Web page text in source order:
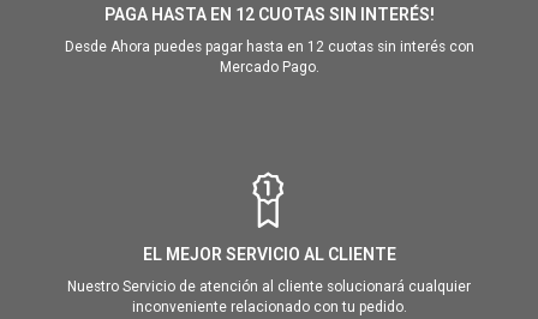
PAGA HASTA EN 12 CUOTAS SIN INTERÉS!
Desde Ahora puedes pagar hasta en 12 cuotas sin interés con
Mercado Pago.
EL MEJOR SERVICIO AL CLIENTE
Nuestro Servicio de atención al cliente solucionará cualquier
inconveniente relacionado con tu pedido.